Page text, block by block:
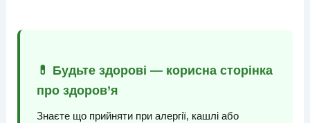
💊 Будьте здорові — корисна сторінка
про здоров’я
Знаєте що прийняти при алергії, кашлі або